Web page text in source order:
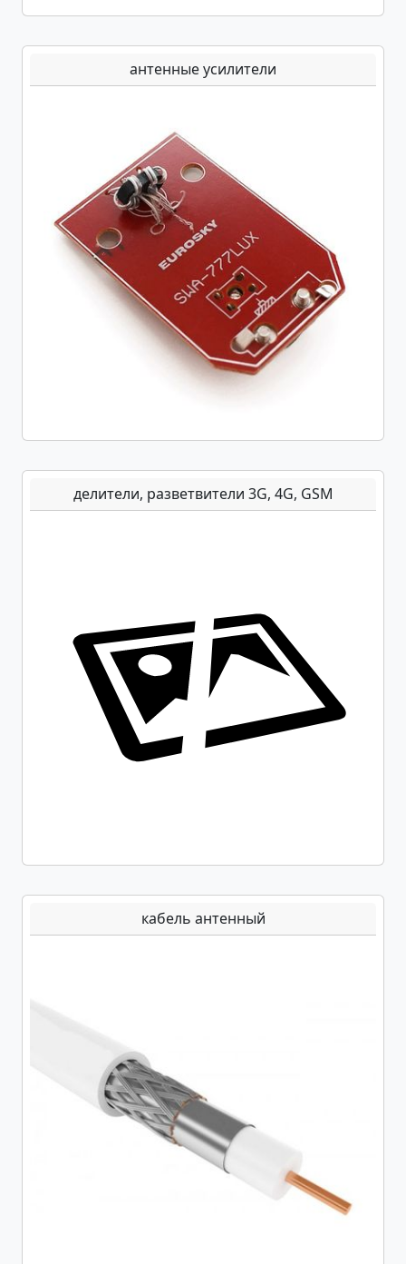
антенные усилители
делители, разветвители 3G, 4G, GSM
кабель антенный